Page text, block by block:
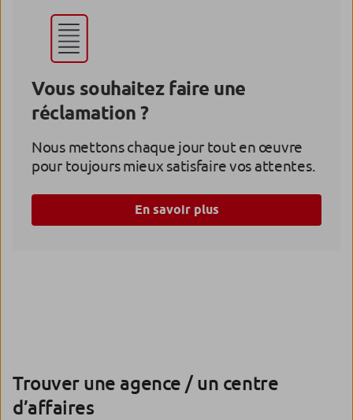
Vous souhaitez faire une
réclamation ?
Nous mettons chaque jour tout en œuvre
pour toujours mieux satisfaire vos attentes.
En savoir plus
Trouver une agence / un centre
d’affaires